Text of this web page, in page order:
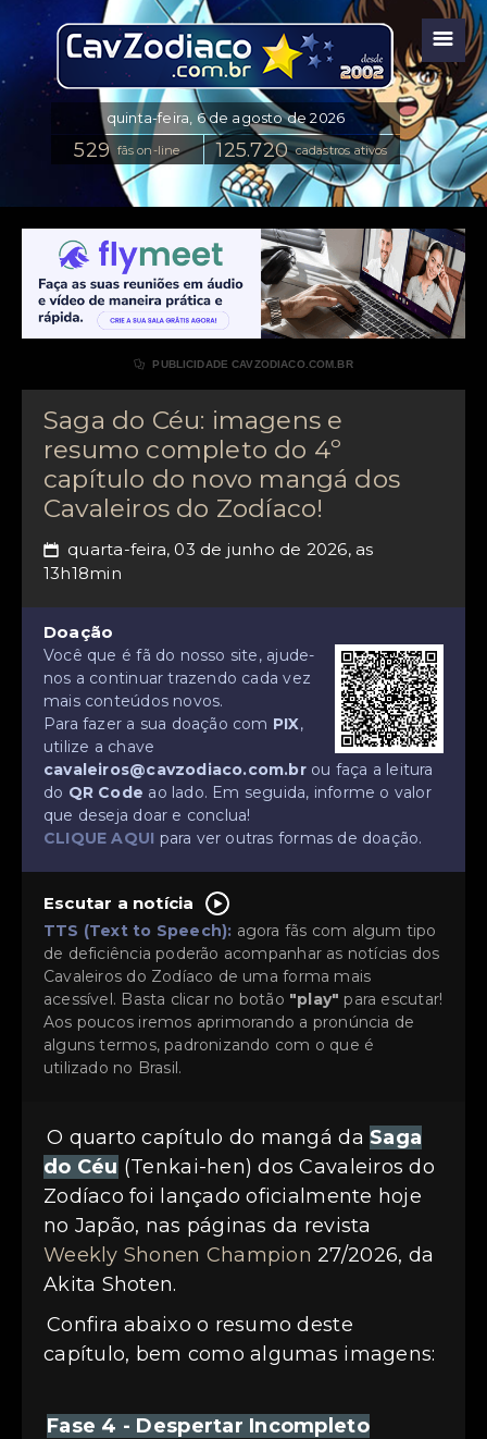
☰
fãs on-line cadastros ativos
 PUBLICIDADE CAVZODIACO.COM.BR
Saga do Céu: imagens e
resumo completo do 4º
capítulo do novo mangá dos
Cavaleiros do Zodíaco!
📅 quarta-feira, 03 de junho de 2026, as
13h18min
Doação
Você que é fã do nosso site, ajude-
nos a continuar trazendo cada vez
mais conteúdos novos.
Para fazer a sua doação com PIX,
utilize a chave
cavaleiros@cavzodiaco.com.brou faça a leitura
do QR Code ao lado. Em seguida, informe o valor
que deseja doar e conclua!
CLIQUE AQUI para ver outras formas de doação.
Escutar a notícia
TTS (Text to Speech): agora fãs com algum tipo
de deficiência poderão acompanhar as notícias dos
Cavaleiros do Zodíaco de uma forma mais
acessível. Basta clicar no botão "play" para escutar!
Aos poucos iremos aprimorando a pronúncia de
alguns termos, padronizando com o que é
utilizado no Brasil.
O quarto capítulo do mangá da Saga
do Céu (Tenkai-hen) dos Cavaleiros do
Zodíaco foi lançado oficialmente hoje
no Japão, nas páginas da revista
Weekly Shonen Champion 27/2026, da
Akita Shoten.
Confira abaixo o resumo deste
capítulo, bem como algumas imagens:
Fase 4 - Despertar Incompleto